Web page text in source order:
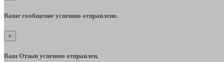
Ваше сообщение успешно отправлено.
×
Ваш Отзыв успешно отправлен.